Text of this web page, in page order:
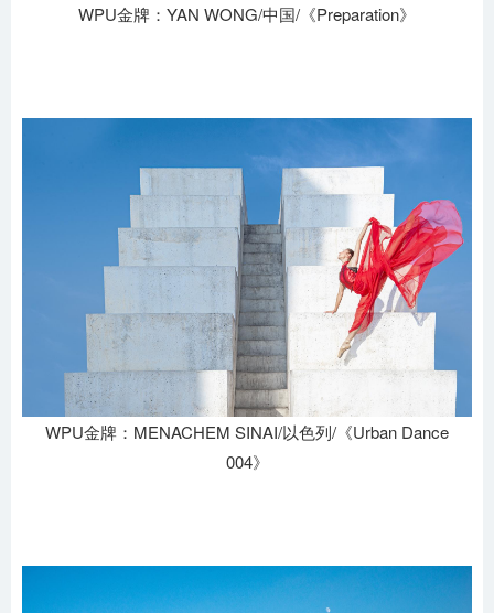
WPU金牌：YAN WONG/中国/《Preparation》
WPU金牌：MENACHEM SINAI/以色列/《Urban Dance
004》